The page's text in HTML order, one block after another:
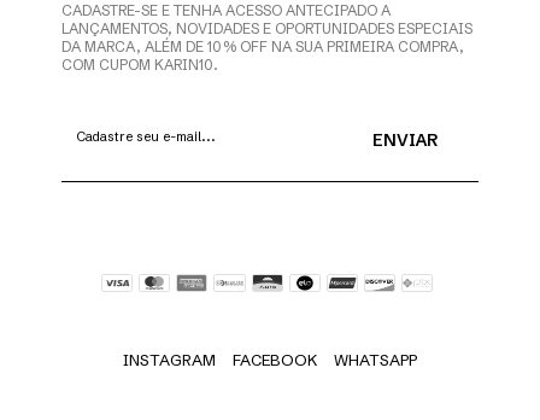
CADASTRE-SE E TENHA ACESSO ANTECIPADO A
LANÇAMENTOS, NOVIDADES E OPORTUNIDADES ESPECIAIS
DA MARCA, ALÉM DE 10% OFF NA SUA PRIMEIRA COMPRA,
COM CUPOM KARIN10.
INSTAGRAM FACEBOOK WHATSAPP